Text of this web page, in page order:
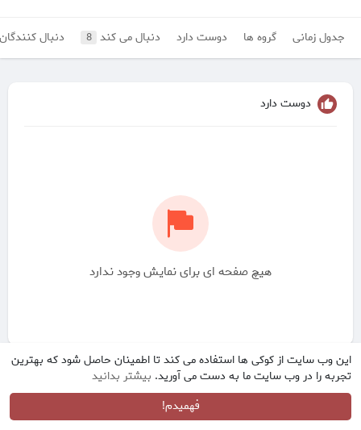
این وب سایت از کوکی ها استفاده می کند تا اطمینان حاصل شود که بهترین
تجربه را در وب سایت ما به دست می آورید. بیشتر بدانید
فهمیدم!
جدول زمانی گروه ها دوست دارد دنبال می کند 8 دنبال
دوست دارد
هیچ صفحه ای برای نمایش وجود ندارد